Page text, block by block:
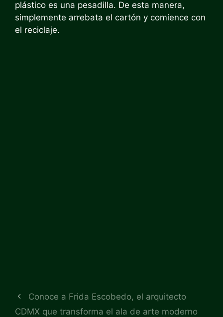
plástico es una pesadilla. De esta manera,
simplemente arrebata el cartón y comience con
el reciclaje.
Conoce a Frida Escobedo, el arquitecto
CDMX que transforma el ala de arte moderno